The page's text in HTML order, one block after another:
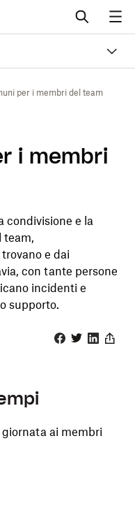
per i membri del team
i membri
condivisione e la
team,
e dai
con tante persone
incidenti e
supporto.
ai membri